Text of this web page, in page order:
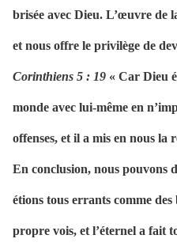
brisée avec Dieu. L’œuvre de
et nous offre le privilège de
Corinthiens 5 : 19 « Car Dieu
monde avec lui-même en
offenses, et il a mis en nous la
En conclusion, nous pouvons
étions tous errants comme
propre vois, et l’éternel a fait